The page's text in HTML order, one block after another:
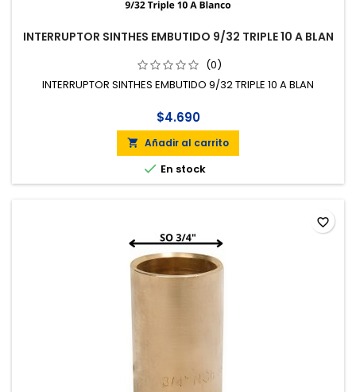
INTERRUPTOR SINTHES EMBUTIDO 9/32 TRIPLE 10 A BLAN
(0)
INTERRUPTOR SINTHES EMBUTIDO 9/32 TRIPLE 10 A BLAN
$4.690
 Añadir al carrito
 En stock
favorite_border